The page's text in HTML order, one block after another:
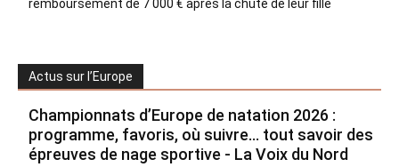
remboursement de 7 000 € après la chute de leur fille
Actus sur l’Europe
Championnats d’Europe de natation 2026 :
programme, favoris, où suivre… tout savoir des
épreuves de nage sportive - La Voix du Nord